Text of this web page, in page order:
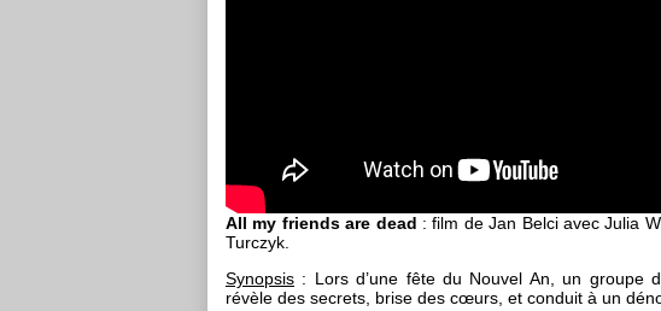
All my friends are dead : film de Jan Belci avec Julia
Turczyk.
Synopsis : Lors d’une fête du Nouvel An, un groupe
révèle des secrets, brise des cœurs, et conduit à un